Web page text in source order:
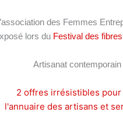
des Femmes
lors du Festival des